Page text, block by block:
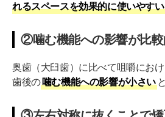
れるスペースを効果的に使いやすい
②噛む機能への影響が比
奥歯（大臼歯）に比べて咀嚼にお
歯後の 噛む機能への影響が小さい